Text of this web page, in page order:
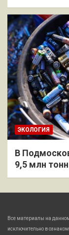
ЭКОЛОГИЯ
В
9,5 млн
Все материалы на
исключительно в